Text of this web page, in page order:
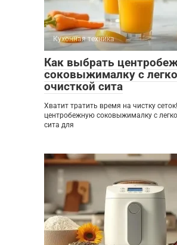
Кухонная техника
Как выбрать
соковыжималку с
очисткой сита
Хватит тратить время на чистку
центробежную соковыжималку с
сита для